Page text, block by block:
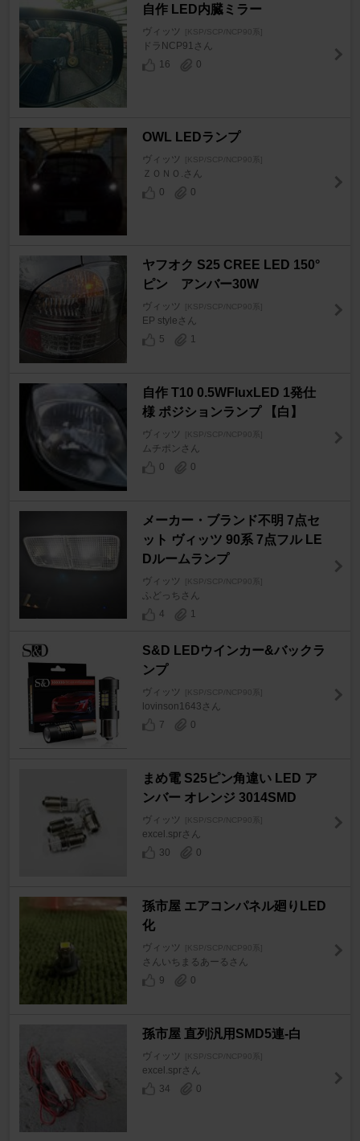
自作 LED内臓ミラー
ヴィッツ
ドラNCP91さん
16
0
OWL LEDランプ
ヴィッツ
ＺＯＮＯ.さん
0
0
ヤフオク S25 CREE LED 150°
ピン アンバー30W
ヴィッツ
EP styleさん
5
1
自作 T10 0.5WFluxLED 1発仕
様 ポジションランプ 【白】
ヴィッツ
ムチポンさん
0
0
メーカー・ブランド不明 7点セ
ット ヴィッツ 90系 7点フル LE
Dルームランプ
ヴィッツ
ふどっちさん
4
1
S&D LEDウインカー&バックラ
ンプ
ヴィッツ [KSP/SCP/NCP90系]
lovinson1643さん
7
0
まめ電 S25ピン角違い LED ア
ンバー オレンジ 3014SMD
ヴィッツ [KSP/SCP/NCP90系]
excel.sprさん
30
0
孫市屋 エアコンパネル廻りLED
化
ヴィッツ [KSP/SCP/NCP90系]
さんいちまるあーるさん
9
0
孫市屋 直列汎用SMD5連-白
ヴィッツ [KSP/SCP/NCP90系]
excel.sprさん
34
0